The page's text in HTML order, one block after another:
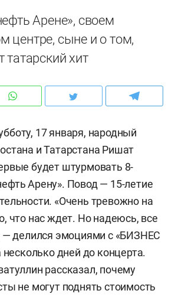
Арене», своем
центре, сыне и о том,
татарский хит
17 января, народный
и Татарстана Ришат
будет штурмовать 8-
Арену». Повод — 15-летие
«Очень тревожно на
что нас ждет. Но надеюсь, все
— делился эмоциями с «БИЗНЕС
несколько дней до концерта.
рассказал, почему
не могут поднять стоимость